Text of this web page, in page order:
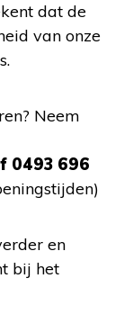
dat de
van onze
Neem
0493 696
en
bij het